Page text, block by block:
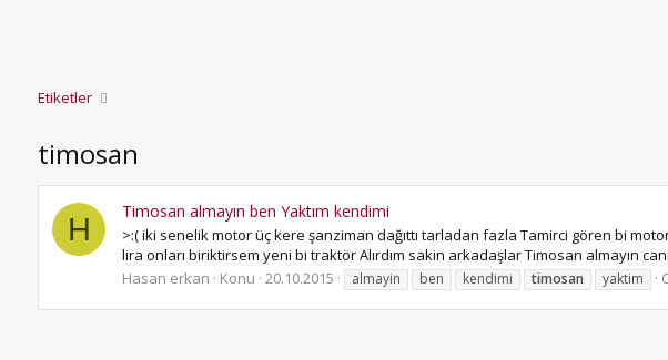
Etiketler
timosan
H
Timosan almayın ben Yaktım kendimi
>:( iki senelik motor üç kere şanziman dağıttı tarladan fazla Tamirci gören bi
lira onları biriktirsem yeni bi traktör Alırdım sakin arkadaşlar Timosan almayın
Hasan erkan
Konu 20.10.2015 almayin ben kendimi timosan yaktim